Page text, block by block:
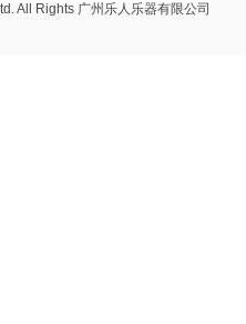
All Rights 广州乐人乐器有限公司